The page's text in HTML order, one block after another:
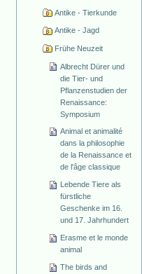
Antike - Tierkunde
Antike - Jagd
Frühe Neuzeit
Albrecht Dürer und
die Tier- und
Pflanzenstudien der
Renaissance:
Symposium
Animal et animalité
dans la philosophie
de la Renaissance et
de l'âge classique
Lebende Tiere als
fürstliche
Geschenke im 16.
und 17. Jahrhundert
Erasme et le monde
animal
The birds and